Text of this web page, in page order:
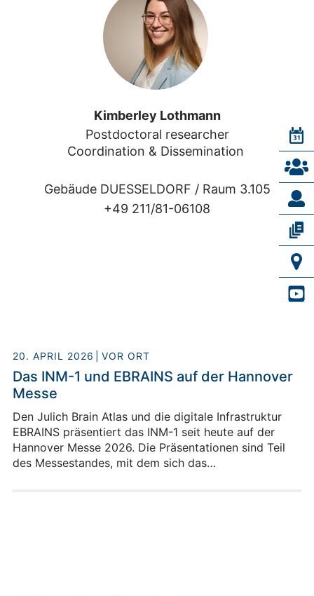
Kimberley Lothmann
Postdoctoral researcher
Coordination & Dissemination
Gebäude DUESSELDORF / Raum 3.105
+49 211/81-06108
20. APRIL 2026 VOR ORT
Das INM-1 und EBRAINS auf der Hannover
Messe
Den Julich Brain Atlas und die digitale Infrastruktur
EBRAINS präsentiert das INM-1 seit heute auf der
Hannover Messe 2026. Die Präsentationen sind Teil
des Messestandes, mit dem sich das